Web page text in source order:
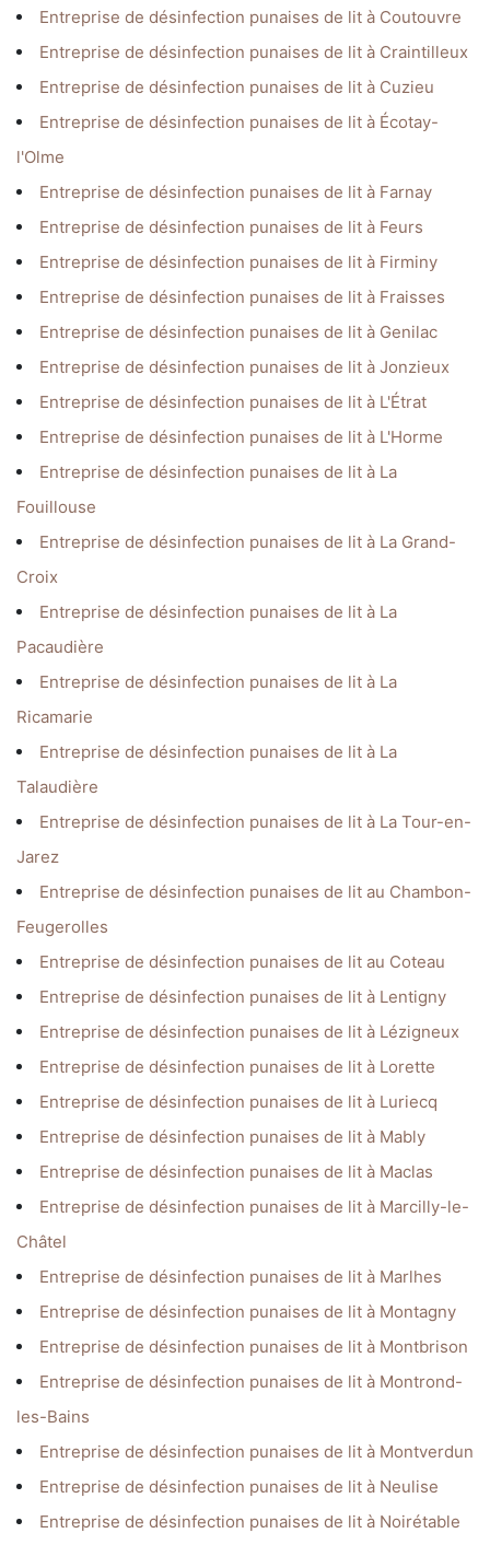
Entreprise de désinfection punaises de lit à Coutouvre
Entreprise de désinfection punaises de lit à Craintilleux
Entreprise de désinfection punaises de lit à Cuzieu
Entreprise de désinfection punaises de lit à Écotay-
l'Olme
Entreprise de désinfection punaises de lit à Farnay
Entreprise de désinfection punaises de lit à Feurs
Entreprise de désinfection punaises de lit à Firminy
Entreprise de désinfection punaises de lit à Fraisses
Entreprise de désinfection punaises de lit à Genilac
Entreprise de désinfection punaises de lit à Jonzieux
Entreprise de désinfection punaises de lit à L'Étrat
Entreprise de désinfection punaises de lit à L'Horme
Entreprise de désinfection punaises de lit à La
Fouillouse
Entreprise de désinfection punaises de lit à La Grand-
Croix
Entreprise de désinfection punaises de lit à La
Pacaudière
Entreprise de désinfection punaises de lit à La
Ricamarie
Entreprise de désinfection punaises de lit à La
Talaudière
Entreprise de désinfection punaises de lit à La Tour-en-
Jarez
Entreprise de désinfection punaises de lit au Chambon-
Feugerolles
Entreprise de désinfection punaises de lit au Coteau
Entreprise de désinfection punaises de lit à Lentigny
Entreprise de désinfection punaises de lit à Lézigneux
Entreprise de désinfection punaises de lit à Lorette
Entreprise de désinfection punaises de lit à Luriecq
Entreprise de désinfection punaises de lit à Mably
Entreprise de désinfection punaises de lit à Maclas
Entreprise de désinfection punaises de lit à Marcilly-le-
Châtel
Entreprise de désinfection punaises de lit à Marlhes
Entreprise de désinfection punaises de lit à Montagny
Entreprise de désinfection punaises de lit à Montbrison
Entreprise de désinfection punaises de lit à Montrond-
les-Bains
Entreprise de désinfection punaises de lit à Montverdun
Entreprise de désinfection punaises de lit à Neulise
Entreprise de désinfection punaises de lit à Noirétable